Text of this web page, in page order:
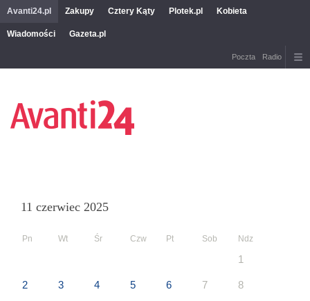
Avanti24.pl Zakupy Cztery Kąty Plotek.pl Kobieta
Wiadomości Gazeta.pl
Poczta Radio
11 czerwiec 2025
Pn Wt Śr Czw Pt Sob Ndz
1
2 3 4 5 6 7 8